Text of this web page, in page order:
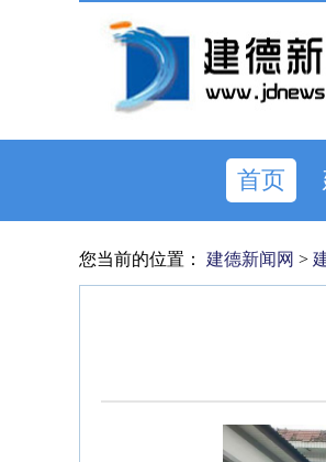
首页
您当前的位置： 建德新闻网 >